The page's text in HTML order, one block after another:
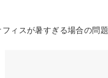
ィスが暑すぎる場合の問